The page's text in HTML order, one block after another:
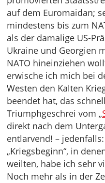
auf dem Euromaidan;
mindestens bis zum
als der damalige US-
Ukraine und Georgien
NATO hineinziehen
erwische ich mich bei
Westen den Kalten
beendet hat, das
Triumphgeschrei vom „
direkt nach dem
entlarvend! –
„Kriegsbeginn“, in
weilten, habe ich sehr
Noch mehr als in der